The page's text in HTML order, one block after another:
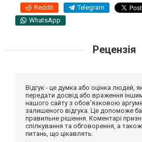
Reddit Telegram
WhatsApp
Рецензія
Відгук - це думка або оцінка людей,
передати досвід або враження
нашого сайту з обов'язковою
залишеного відгука. Це допоможе
правильне рішення. Коментарі
спілкування та обговорення, а
питань, що цікавлять.